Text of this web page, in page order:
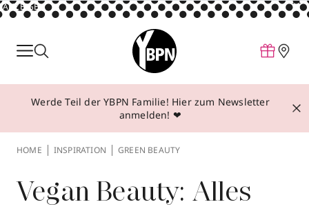
ANZEIGE
Parfum
Make-up
Behandlungen
Über YBPN
Werde Teil der YBPN Familie! Hier zum Newsletter
anmelden! ❤
HOME INSPIRATION GREEN BEAUTY
Vegan Beauty: Alles